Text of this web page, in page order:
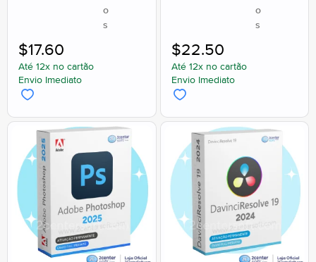
o
s
Até 12x no cartão
Envio Imediato
$17.60
o
s
Até 12x no cartão
Envio Imediato
$22.50